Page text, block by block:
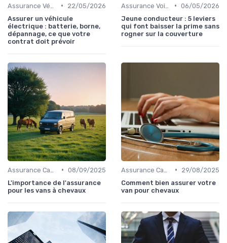
•
22/05/2026
Assurer un véhicule
électrique : batterie, borne,
dépannage, ce que votre
contrat doit prévoir
• 06/05/2026
Jeune conducteur : 5 leviers
qui font baisser la prime sans
rogner sur la couverture
• 08/09/2025
L'importance de l'assurance
pour les vans à chevaux
•
29/08/2025
Comment bien assurer votre
van pour chevaux